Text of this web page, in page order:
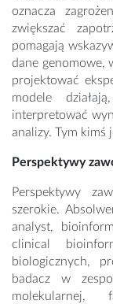
oznacza
zwiększać
pomagają
dane genomowe,
projektować
modele
interpretować
analizy. Tym kimś
Perspektywy
Perspektywy
szerokie.
analyst,
clinical
biologicznych,
badacz w
molekularnej,